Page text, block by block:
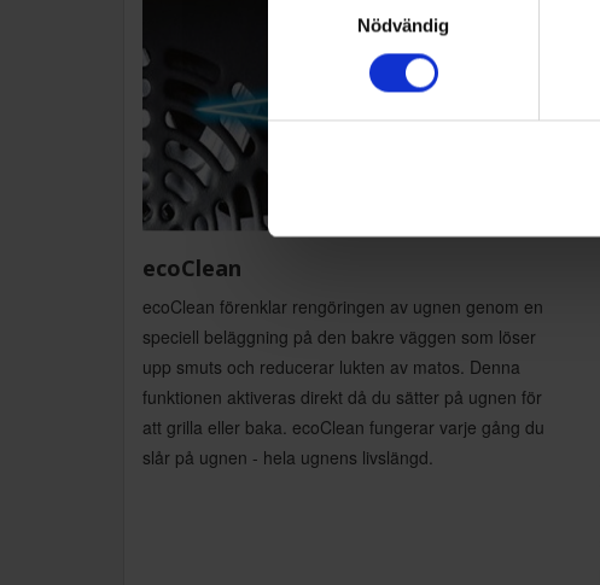
Nödvändig
ecoClean
ecoClean förenklar rengöringen av ugnen genom en
speciell beläggning på den bakre väggen som löser
upp smuts och reducerar lukten av matos. Denna
funktionen aktiveras direkt då du sätter på ugnen för
att grilla eller baka. ecoClean fungerar varje gång du
slår på ugnen - hela ugnens livslängd.